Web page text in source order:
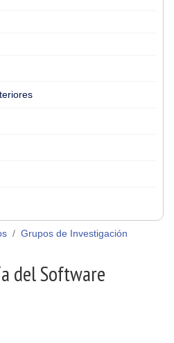
Grupos de Investigación
del Software